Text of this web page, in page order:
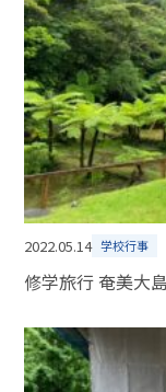
2022.05.14 学校行事
修学旅行 奄美大